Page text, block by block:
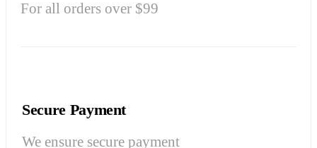
For all orders over $99
Secure Payment
We ensure secure payment